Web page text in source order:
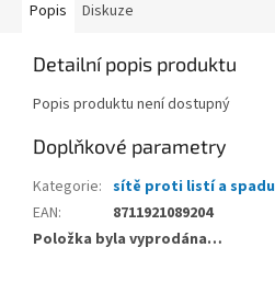
Popis Diskuze
Detailní popis produktu
Popis produktu není dostupný
Doplňkové parametry
Kategorie: sítě proti listí a spadu
EAN:
8711921089204
Položka byla vyprodána…